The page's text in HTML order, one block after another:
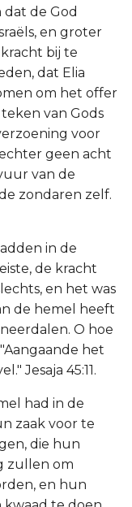
dat de God
en groter
bij te
dat Elia
om het offer
van Gods
voor
geen acht
van de
zondaren zelf.
in de
de kracht
en het was
de hemel heeft
O hoe
het
Jesaja 45:11.
had in de
zaak voor te
die hun
zullen om
en hun